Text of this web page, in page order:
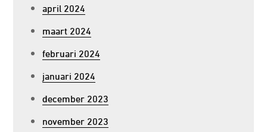
april 2024
maart 2024
februari 2024
januari 2024
december 2023
november 2023